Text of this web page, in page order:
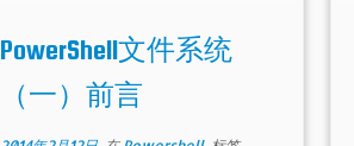
以非常容易的将PowerShell中学到
的驱动器，目录和文件的知识点应用
到其它地方，其中就包括注册表或者
微软的Exchange。
PowerShell文件系统
（一）前言